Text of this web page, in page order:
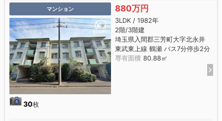
マンション
30枚
880万円
3LDK / 1982年
2階/3階建
埼玉県入間郡三芳町大字北永井
東武東上線 鶴瀬 バス7分停歩2分
専有面積 80.88㎡